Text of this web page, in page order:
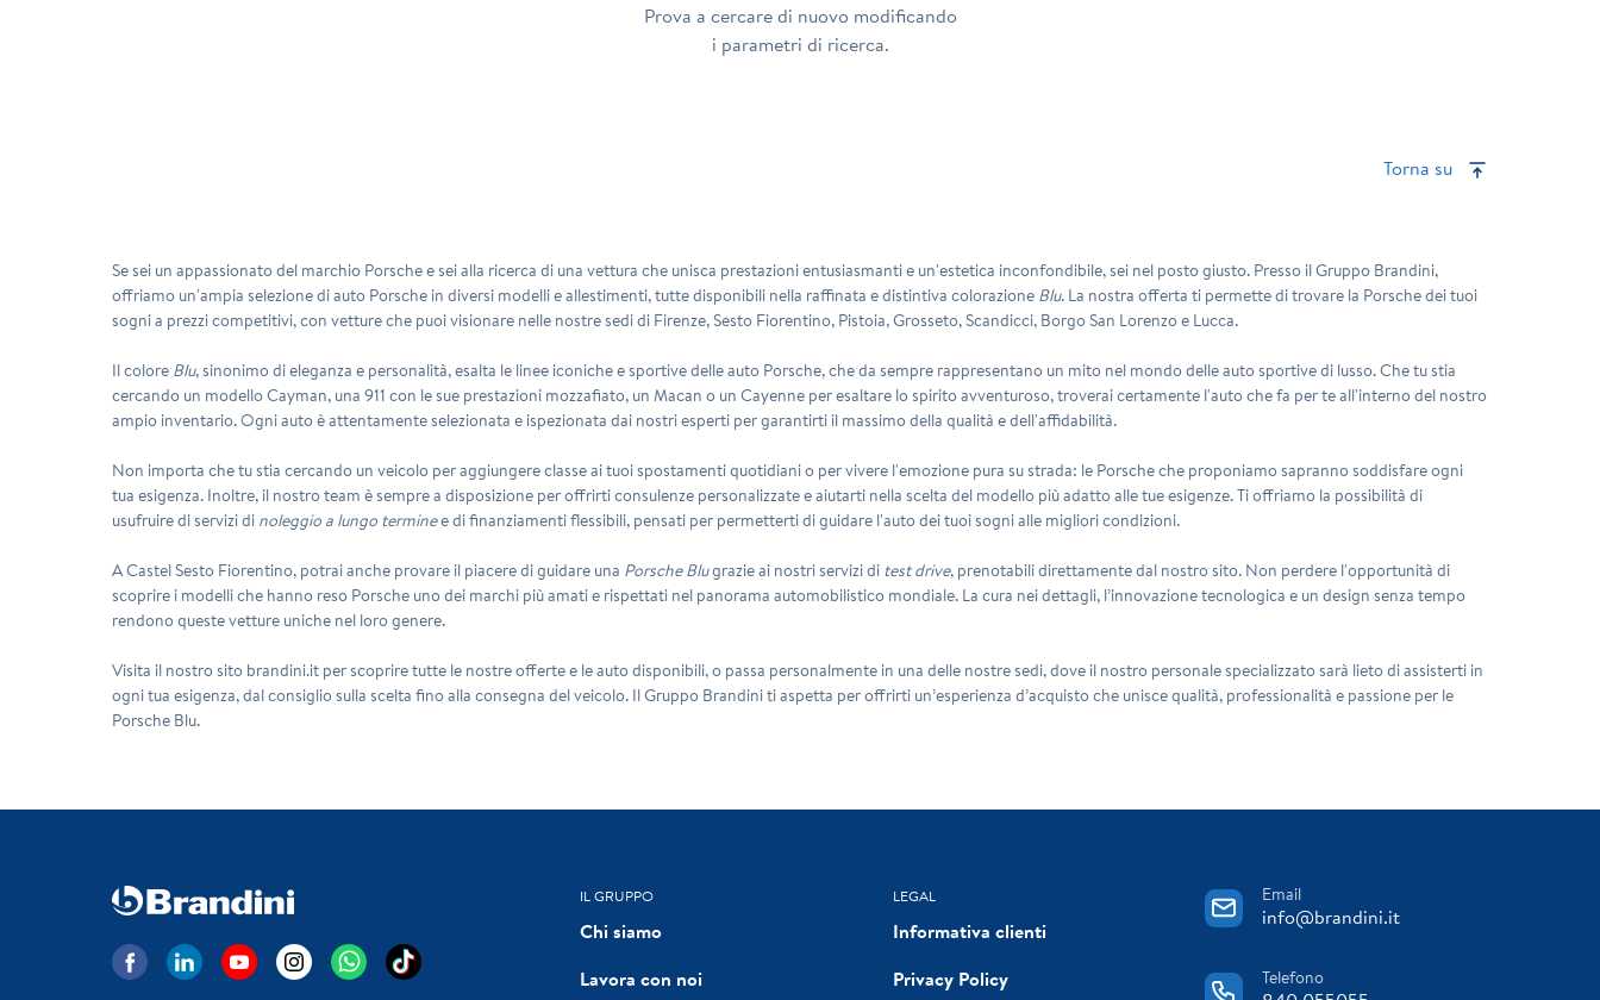
Prova a cercare di nuovo modificando
i parametri di ricerca.
Torna su
Se sei un appassionato del marchio Porsche e sei alla ricerca di una vettura che unisca prestazioni entusiasmanti e un'estetica inconfondibile, sei nel posto giusto. Presso il Gruppo Brandini,
offriamo un'ampia selezione di auto Porsche in diversi modelli e allestimenti, tutte disponibili nella raffinata e distintiva colorazione Blu. La nostra offerta ti permette di trovare la Porsche dei tuoi
sogni a prezzi competitivi, con vetture che puoi visionare nelle nostre sedi di Firenze,Sesto Fiorentino, Pistoia,Grosseto,Scandicci, Borgo San Lorenzoe Lucca.
Il colore Blu, sinonimo di eleganza e personalità, esalta le linee iconiche e sportive delle auto Porsche, che da sempre rappresentano un mito nel mondo delle auto sportive di lusso. Che tu stia
cercando un modelloCayman, una911 con le sue prestazioni mozzafiato, unMacan o unCayenne per esaltare lo spirito avventuroso, troverai certamente l'auto che fa per te all'interno del nostro
ampio inventario. Ogni auto è attentamente selezionata e ispezionata dai nostri esperti per garantirti il massimo della qualità e dell'affidabilità.
Non importa che tu stia cercando un veicolo per aggiungere classe ai tuoi spostamenti quotidiani o per vivere l'emozione pura su strada: le Porscheche proponiamo sapranno soddisfare ogni
tua esigenza. Inoltre, il nostro team è sempre a disposizione per offrirti consulenze personalizzate e aiutarti nella scelta del modello più adatto alle tue esigenze. Ti offriamo la possibilità di
usufruire di servizi di noleggio a lungo terminee di finanziamenti flessibili, pensati per permetterti di guidare l'auto dei tuoi sogni alle migliori condizioni.
A Castel Sesto Fiorentino, potrai anche provare il piacere di guidare una Porsche Blugrazie ai nostri servizi di test drive, prenotabili direttamente dal nostro sito. Non perdere l'opportunità di
scoprire i modelli che hanno reso Porsche uno dei marchi più amati e rispettati nel panorama automobilistico mondiale. La cura nei dettagli, l’innovazione tecnologica e un design senza tempo
rendono queste vetture uniche nel loro genere.
Visita il nostro sito brandini.it per scoprire tutte le nostre offerte e le auto disponibili, o passa personalmente in una delle nostre sedi, dove il nostro personale specializzato sarà lieto di assisterti in
ogni tua esigenza, dal consiglio sulla scelta fino alla consegna del veicolo. Il Gruppo Brandini ti aspetta per offrirti un’esperienza d’acquisto che unisce qualità, professionalità e passione per le
Porsche Blu.
IL GRUPPO
Chi siamo
Lavora con noi
LEGAL
Informativa clienti
Privacy Policy
Email
info@brandini.it
Telefono